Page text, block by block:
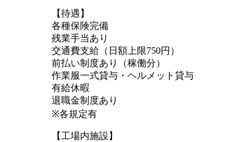
【待遇】
各種保険完備
残業手当あり
交通費支給（日額上限750円）
前払い制度あり（稼働分）
作業服一式貸与・ヘルメット貸与
有給休暇
退職金制度あり
※各規定有
【工場内施設】